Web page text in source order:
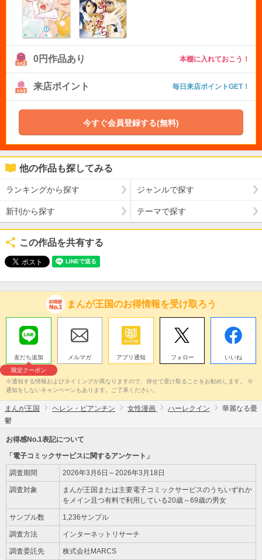
0円作品あり 本棚に入れておこう！
来店ポイント 毎日来店ポイントGET！
今すぐ会員登録する(無料)
他の作品も探してみる
ランキングから探す ジャンルで探す
新刊から探す テーマで探す
この作品を共有する
まんが王国のお得情報を受け取ろう
友だち追加
限定クーポン
メルマガ アプリ通知 フォロー いいね
※通知する情報およびタイミングが異なりますので、併せて受け取ることをお勧めします。 ※
通知をしないキャンペーンもあります。ご了承ください。
まんが王国 ヘレン・ビアンチン 女性漫画 ハーレクイン
華麗なる憂
鬱
お得感No.1表記について
「電子コミックサービスに関するアンケート」
調査期間 2026年3月6日～2026年3月18日
調査対象
まんが王国または主要電子コミックサービスのうちいずれか
をメイン且つ有料で利用している20歳～69歳の男女
サンプル数 1,236サンプル
調査方法 インターネットリサーチ
調査委託先 株式会社MARCS